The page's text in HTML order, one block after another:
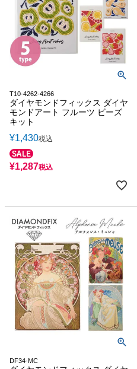
T10-4262-4266
ダイヤモンドフィックス ダイヤ
モンドアート フルーツ ビーズ
キット
¥1,430税込
¥1,287税込
DF34-MC